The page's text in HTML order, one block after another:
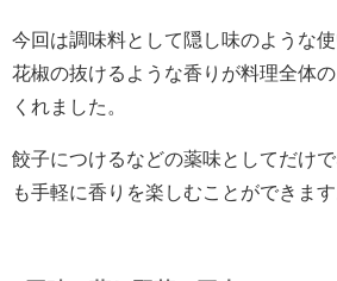
今回は調味料として隠し味のような使
花椒の抜けるような香りが料理全体
くれました。
餃子につけるなどの薬味としてだけ
も手軽に香りを楽しむことができます